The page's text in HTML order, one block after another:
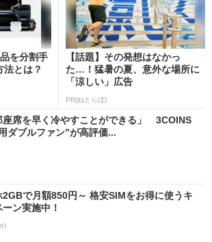
を分割手
法とは？
【話題】その発想はなかっ
た…！猛暑の夏、意外な場所に
「涼しい」広告
PR(ねとらぼ)
座席を早く冷やすことができる」 3COINS
ダブルファン”が高評価...
2GBで月額850円～ 格安SIMをお得に使うキ
ーン実施中！